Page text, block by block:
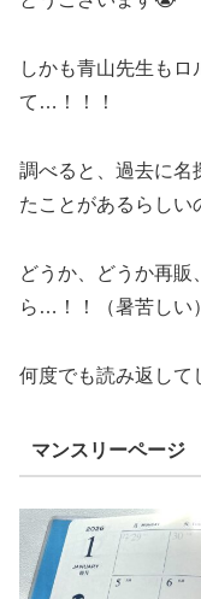
しかも青山先生も
て…！！！
調べると、過去に名
たことがあるらしい
どうか、どうか再
ら…！！（暑苦しい）
何度でも読み返して
マンスリーページ